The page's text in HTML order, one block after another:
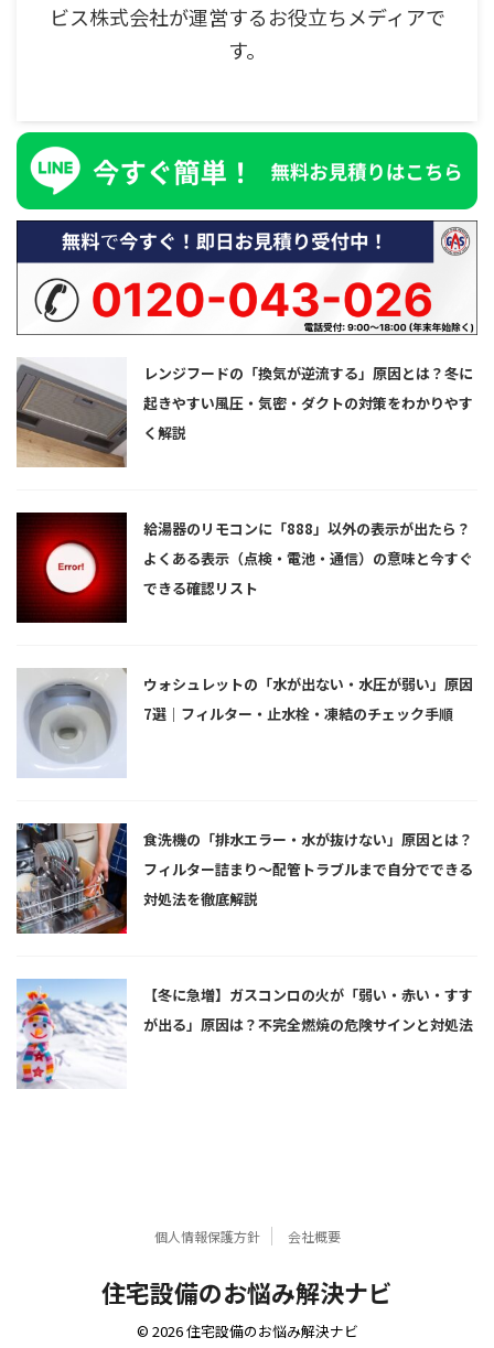
ビス株式会社が運営するお役立ちメディアで
す。
レンジフードの「換気が逆流する」原因とは？冬に
起きやすい風圧・気密・ダクトの対策をわかりやす
く解説
給湯器のリモコンに「888」以外の表示が出たら？
よくある表示（点検・電池・通信）の意味と今すぐ
できる確認リスト
ウォシュレットの「水が出ない・水圧が弱い」原因
7選｜フィルター・止水栓・凍結のチェック手順
食洗機の「排水エラー・水が抜けない」原因とは？
フィルター詰まり〜配管トラブルまで自分でできる
対処法を徹底解説
【冬に急増】ガスコンロの火が「弱い・赤い・すす
が出る」原因は？不完全燃焼の危険サインと対処法
個人情報保護方針 会社概要
住宅設備のお悩み解決ナビ
© 2026 住宅設備のお悩み解決ナビ